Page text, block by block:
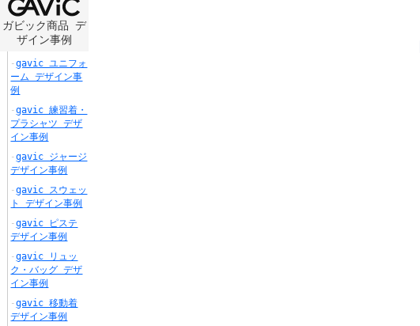
ガビック商品 デ
ザイン事例
gavic ユニフォ
ーム デザイン事
例
gavic 練習着・
プラシャツ デザ
イン事例
gavic ジャージ
デザイン事例
gavic スウェッ
ト デザイン事例
gavic ピステ
デザイン事例
gavic リュッ
ク・バッグ デザ
イン事例
gavic 移動着
デザイン事例